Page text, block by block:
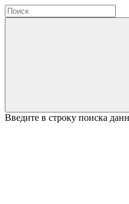
Введите в строку поиска